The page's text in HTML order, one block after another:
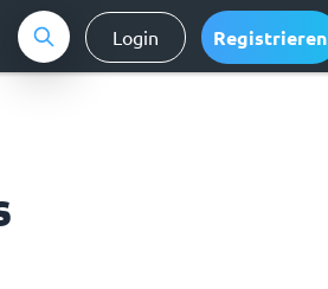
Login Registrieren